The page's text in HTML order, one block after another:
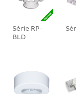
Série RP-
BLD